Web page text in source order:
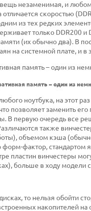
незаменимая, и
скоростью
из тех редких
только DDR200
(их обычно два). В
на системной плате, и
память – один из
ноутбука, на этот
позволяет заменить
первую очередь все
также
объемом кэша
фактор,
пластин винчестеры
больше в ходу модели
то нельзя обойти
накопителей